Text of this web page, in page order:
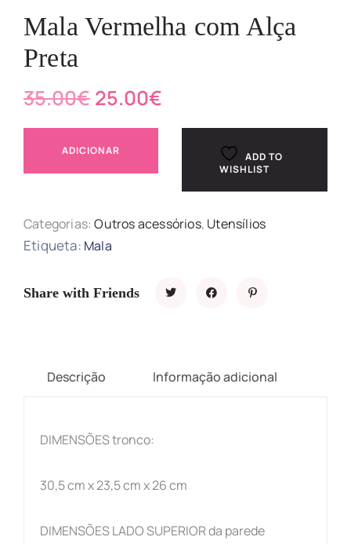
Mala Vermelha com Alça
Preta
35.00€ 25.00€
ADICIONAR
ADD TO
WISHLIST
Categorias:Outros acessórios, Utensílios
Etiqueta: Mala
Share with Friends
Descrição Informação adicional
DIMENSÕES tronco:
30,5 cm x 23,5 cm x 26 cm
DIMENSÕES LADO SUPERIOR da parede